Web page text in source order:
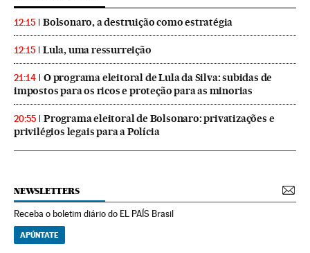
12:15 Bolsonaro, a destruição como estratégia
12:15 Lula, uma ressurreição
21:14
O programa eleitoral de Lula da Silva: subidas de
impostos para os ricos e proteção para as minorias
20:55
Programa eleitoral de Bolsonaro: privatizações e
privilégios legais para a Polícia
NEWSLETTERS
Receba o boletim diário do EL PAÍS Brasil
APÚNTATE